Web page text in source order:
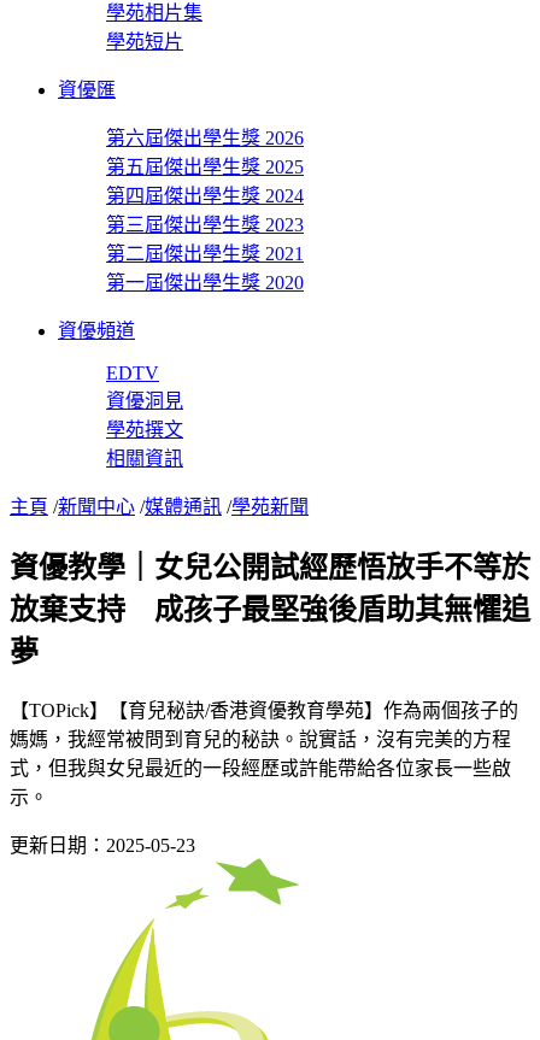
學苑相片集
學苑短片
資優匯
第六屆傑出學生獎 2026
第五屆傑出學生獎 2025
第四屆傑出學生獎 2024
第三屆傑出學生獎 2023
第二屆傑出學生獎 2021
第一屆傑出學生獎 2020
資優頻道
EDTV
資優洞見
學苑撰文
相關資訊
主頁 /新聞中心 /媒體通訊 /學苑新聞
資優教學｜女兒公開試經歷悟放手不等於
放棄支持 成孩子最堅強後盾助其無懼追
夢
【TOPick】【育兒秘訣/香港資優教育學苑】作為兩個孩子的
媽媽，我經常被問到育兒的秘訣。說實話，沒有完美的方程
式，但我與女兒最近的一段經歷或許能帶給各位家長一些啟
示。
更新日期：2025-05-23